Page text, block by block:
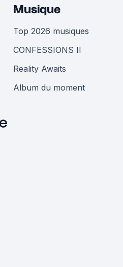
Musique
Top 2026 musiques
CONFESSIONS II
Reality Awaits
Album du moment